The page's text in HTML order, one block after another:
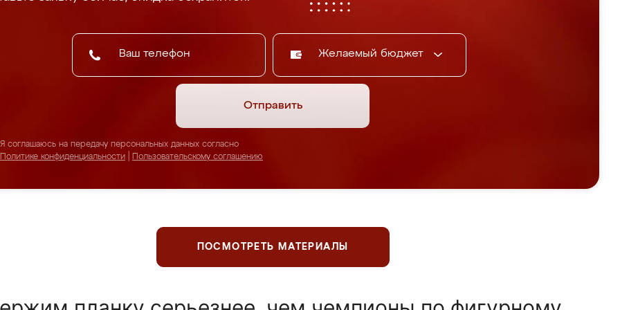
Желаемый бюджет
Отправить
Я соглашаюсь на передачу персональных данных согласно
Политике конфиденциальности
Пользовательскому соглашению
ПОСМОТРЕТЬ МАТЕРИАЛЫ